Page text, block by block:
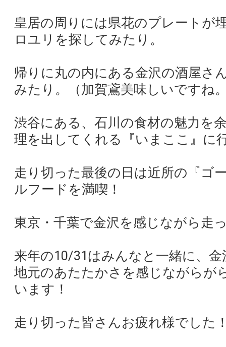
皇居の周りには県花のプレートが
ロユリを探してみたり。
帰りに丸の内にある金沢の酒屋さ
みたり。（加賀鳶美味しいですね
渋谷にある、石川の食材の魅力を
理を出してくれる『いまここ』に
走り切った最後の日は近所の『ゴ
ルフードを満喫！
東京・千葉で金沢を感じながら走
来年の10/31はみんなと一緒に、
地元のあたたかさを感じながらが
います！
走り切った皆さんお疲れ様でした